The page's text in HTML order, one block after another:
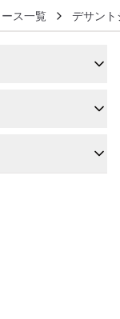
ス一覧 デサント